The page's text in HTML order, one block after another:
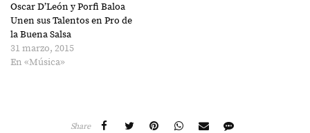
Oscar D’León y Porfi Baloa
Unen sus Talentos en Pro de
la Buena Salsa
31 marzo, 2015
En «Música»
Share